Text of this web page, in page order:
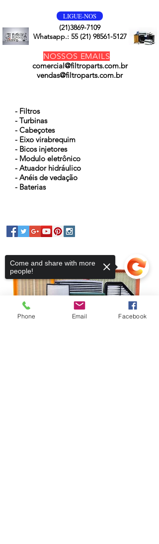
LIGUE-NOS
(21)3869-7109
Whatsapp.: 55 (21) 98561-5127
NOSSOS EMAILS
comercial@filtroparts.com.br
vendas@filtroparts.com.br
- Filtros
- Turbinas
- Cabeçotes
- Eixo virabrequim
- Bicos injetores
- Modulo eletrônico
- Atuador hidráulico
- Anéis de vedação
- Baterias
Phone Email Facebook
Come and share with more
people!